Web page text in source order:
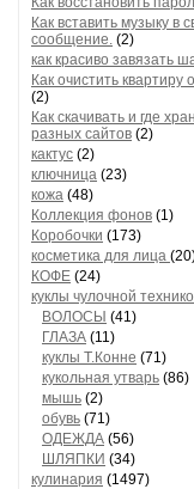
Как вставить музыку в
сообщение. (2)
как красиво завязать
Как очистить квартиру
(2)
Как скачивать и где
разных сайтов (2)
кактус (2)
ключница (23)
кожа (48)
Коллекция фонов (1)
Коробочки (173)
косметика для лица
КОФЕ (24)
куклы чулочной
ВОЛОСЫ (41)
ГЛАЗА (11)
куклы Т.Конне (71)
кукольная утварь (86)
мышь (2)
обувь (71)
ОДЕЖДА (56)
ШЛЯПКИ (34)
кулинария (1497)